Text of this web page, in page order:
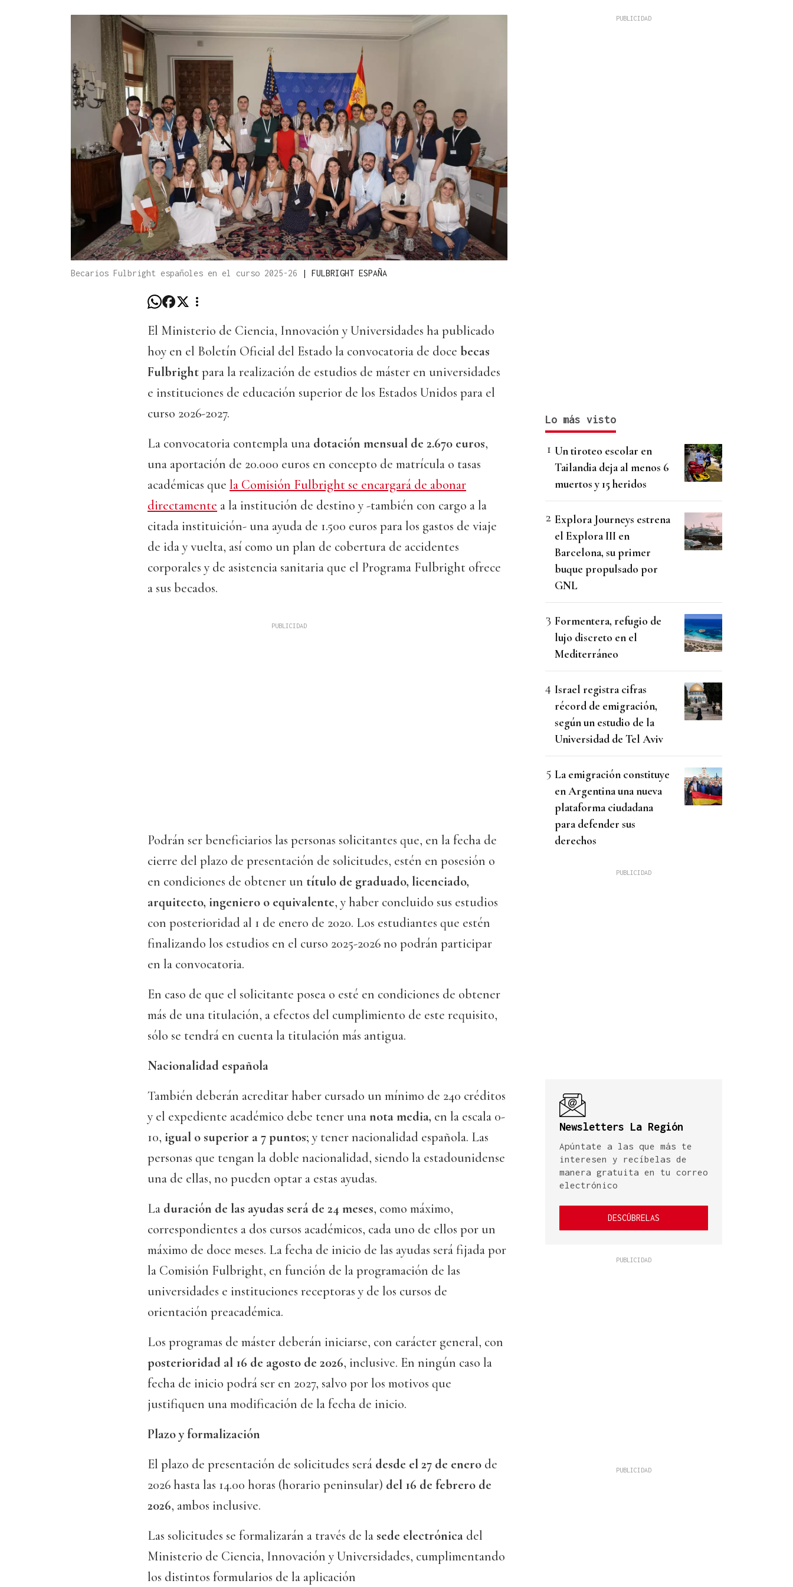
Becarios Fulbright españoles en el curso 2025-26 | FULBRIGHT ESPAÑA
El Ministerio de Ciencia, Innovación y Universidades ha publicado
hoy en el Boletín Oficial del Estado la convocatoria de doce becas
Fulbrightpara la realización de estudios de máster en universidades
e instituciones de educación superior de los Estados Unidos para el
curso 2026-2027.
La convocatoria contempla una dotación mensual de 2.670 euros,
una aportación de 20.000 euros en concepto de matrícula o tasas
académicas que la Comisión Fulbright se encargará de abonar
directamente a la institución de destino y -también con cargo a la
citada instituición- una ayuda de 1.500 euros para los gastos de viaje
de ida y vuelta, así como un plan de cobertura de accidentes
corporales y de asistencia sanitaria que el Programa Fulbright ofrece
a sus becados.
Podrán ser beneficiarios las personas solicitantes que, en la fecha de
cierre del plazo de presentación de solicitudes, estén en posesión o
en condiciones de obtener un título de graduado, licenciado,
arquitecto, ingeniero o equivalente, y haber concluido sus estudios
con posterioridad al 1 de enero de 2020. Los estudiantes que estén
finalizando los estudios en el curso 2025-2026 no podrán participar
en la convocatoria.
En caso de que el solicitante posea o esté en condiciones de obtener
más de una titulación, a efectos del cumplimiento de este requisito,
sólo se tendrá en cuenta la titulación más antigua.
Nacionalidad española
También deberán acreditar haber cursado un mínimo de 240 créditos
y el expediente académico debe tener unanota media, en la escala 0-
10, igual o superior a 7 puntos; y tener nacionalidad española. Las
personas que tengan la doble nacionalidad, siendo la estadounidense
una de ellas, no pueden optar a estas ayudas.
La duración de las ayudas será de 24 meses, como máximo,
correspondientes a dos cursos académicos, cada uno de ellos por un
máximo de doce meses. La fecha de inicio de las ayudas será fijada por
la Comisión Fulbright, en función de la programación de las
universidades e instituciones receptoras y de los cursos de
orientación preacadémica.
Los programas de máster deberán iniciarse, con carácter general, con
posterioridad al 16 de agosto de 2026, inclusive. En ningún caso la
fecha de inicio podrá ser en 2027, salvo por los motivos que
justifiquen una modificación de la fecha de inicio.
Plazo y formalización
El plazo de presentación de solicitudes será desde el 27 de enero de
2026 hasta las 14.00 horas (horario peninsular) del 16 de febrero de
2026, ambos inclusive.
Las solicitudes se formalizarán a través de la sede electrónica del
Ministerio de Ciencia, Innovación y Universidades, cumplimentando
los distintos formularios de la aplicación
Lo más visto
Un tiroteo escolar en
Tailandia deja al menos 6
muertos y 15 heridos
Explora Journeys estrena
el Explora III en
Barcelona, su primer
buque propulsado por
GNL
Formentera, refugio de
lujo discreto en el
Mediterráneo
Israel registra cifras
récord de emigración,
según un estudio de la
Universidad de Tel Aviv
La emigración constituye
en Argentina una nueva
plataforma ciudadana
para defender sus
derechos
Newsletters La Región
Apúntate a las que más te
interesen y recíbelas de
manera gratuita en tu correo
electrónico
DESCÚBRELAS